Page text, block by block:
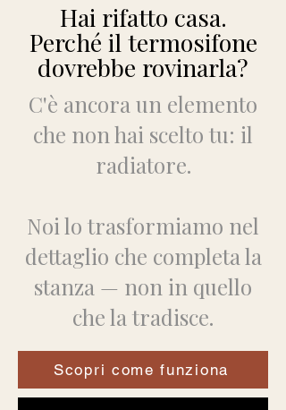
Hai rifatto casa.
Perché il termosifone
dovrebbe rovinarla?
C'è ancora un elemento
che non hai scelto tu: il
radiatore.
Noi lo trasformiamo nel
dettaglio che completa la
stanza — non in quello
che la tradisce.
Scopri come funziona